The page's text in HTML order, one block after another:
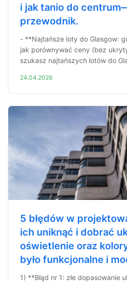
i jak tanio do
przewodnik.
- **Najtańsze loty do Glasgow:
jak porównywać ceny (bez
szukasz najtańszych lotów do
24.04.2026
5 błędów w
ich uniknąć i dobrać
oświetlenie oraz
było funkcjonalne i
1) **Błąd nr 1: złe dopasowanie